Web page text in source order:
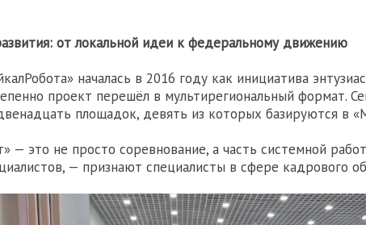
от локальной идеи к федеральному движению
началась в 2016 году как инициатива
проект перешёл в мультирегиональный формат.
площадок, девять из которых базируются в
— это не просто соревнование, а часть системной
— признают специалисты в сфере кадрового